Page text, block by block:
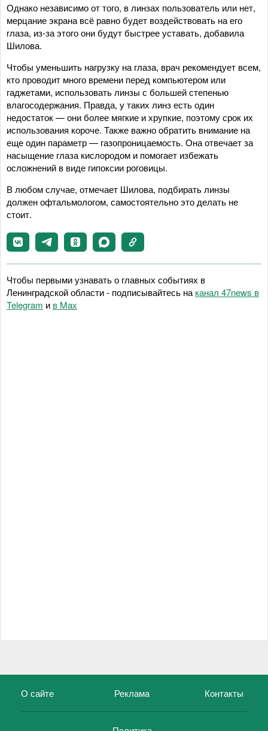
Однако независимо от того, в линзах пользователь или нет,
мерцание экрана всё равно будет воздействовать на его
глаза, из-за этого они будут быстрее уставать, добавила
Шилова.
Чтобы уменьшить нагрузку на глаза, врач рекомендует всем,
кто проводит много времени перед компьютером или
гаджетами, использовать линзы с большей степенью
влагосодержания. Правда, у таких линз есть один
недостаток — они более мягкие и хрупкие, поэтому срок их
использования короче. Также важно обратить внимание на
еще один параметр — газопроницаемость. Она отвечает за
насыщение глаза кислородом и помогает избежать
осложнений в виде гипоксии роговицы.
В любом случае, отмечает Шилова, подбирать линзы
должен офтальмологом, самостоятельно это делать не
стоит.
Чтобы первыми узнавать о главных событиях в
Ленинградской области - подписывайтесь на канал 47news в
Telegram и в Maх
О сайте Реклама Контакты